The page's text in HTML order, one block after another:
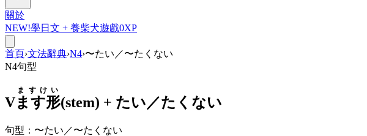
關於
NEW!學日文 + 養柴犬遊戲0XP
首頁›文法辭典›N4›〜たい／〜たくない
N4句型
Vます形
ますけい
(stem) + たい／たくない
句型 ： 〜たい／〜たくない